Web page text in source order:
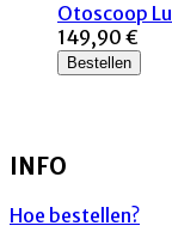
Otoscoop
149,90 €
Bestellen
INFO
Hoe bestellen?